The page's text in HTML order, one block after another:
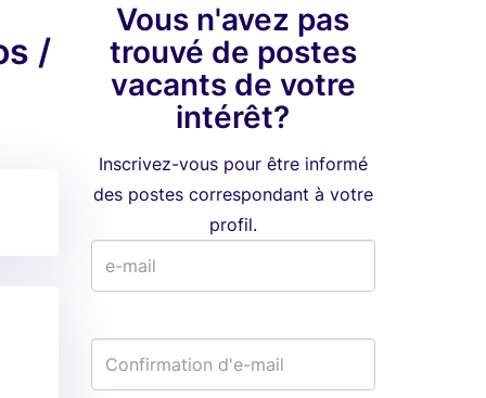
/
Vous n'avez pas
trouvé de postes
vacants de votre
intérêt?
Inscrivez-vous pour être informé
des postes correspondant à votre
profil.